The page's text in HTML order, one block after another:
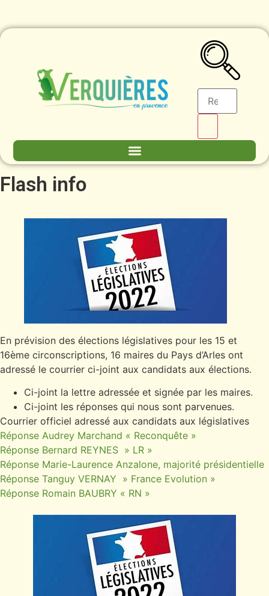
Flash info
En prévision des élections législatives pour les 15 et
16ème circonscriptions, 16 maires du Pays d’Arles ont
adressé le courrier ci-joint aux candidats aux élections.
Ci-joint la lettre adressée et signée par les maires.
Ci-joint les réponses qui nous sont parvenues.
Courrier officiel adressé aux candidats aux législatives
Réponse Audrey Marchand « Reconquête »
Réponse Bernard REYNES » LR »
Réponse Marie-Laurence Anzalone, majorité présidentielle
Réponse Tanguy VERNAY » France Evolution »
Réponse Romain BAUBRY « RN »